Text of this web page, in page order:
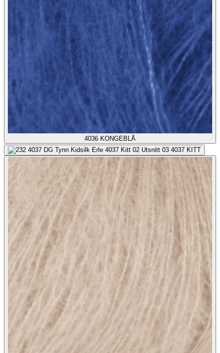
4036 KONGEBLÅ
4037 KITT